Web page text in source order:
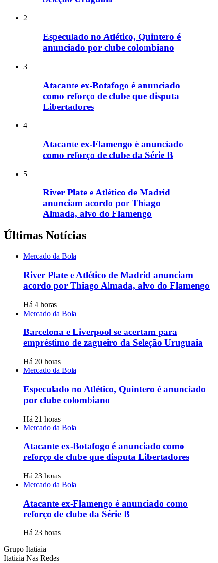
2
Especulado no Atlético, Quintero é
anunciado por clube colombiano
3
Atacante ex-Botafogo é anunciado
como reforço de clube que disputa
Libertadores
4
Atacante ex-Flamengo é anunciado
como reforço de clube da Série B
5
River Plate e Atlético de Madrid
anunciam acordo por Thiago
Almada, alvo do Flamengo
Últimas Notícias
Mercado da Bola
River Plate e Atlético de Madrid anunciam
acordo por Thiago Almada, alvo do Flamengo
Há 4 horas
Mercado da Bola
Barcelona e Liverpool se acertam para
empréstimo de zagueiro da Seleção Uruguaia
Há 20 horas
Mercado da Bola
Especulado no Atlético, Quintero é anunciado
por clube colombiano
Há 21 horas
Mercado da Bola
Atacante ex-Botafogo é anunciado como
reforço de clube que disputa Libertadores
Há 23 horas
Mercado da Bola
Atacante ex-Flamengo é anunciado como
reforço de clube da Série B
Há 23 horas
Grupo Itatiaia
Itatiaia Nas Redes